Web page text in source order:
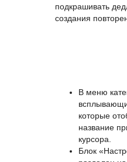
подкрашивать
создания
В меню